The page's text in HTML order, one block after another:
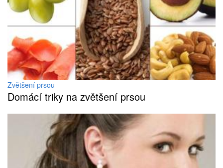
Zvětšení prsou
Domácí triky na zvětšení prsou